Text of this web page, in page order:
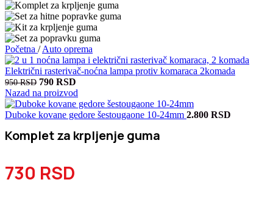
Početna / Auto oprema
Električni rasterivač-noćna lampa protiv komaraca 2komada
950RSD Originalna
cena
je
bila:
790 RSD
cena
je:
790 RSD.
Nazad na proizvod
Duboke kovane gedore šestougaone 10-24mm 2.800 RSD
Komplet za krpljenje guma
730 RSD